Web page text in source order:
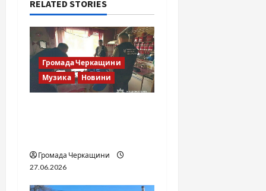
i
o
n
RELATED STORIES
Громада Черкащини
Музика
Новини
Громада Черкащини
27.06.2026